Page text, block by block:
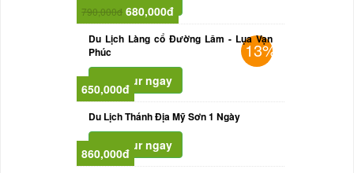
13%
790,000đ 680,000đ
Du Lịch Làng cổ Đường Lâm - Lụa Vạn
Phúc
650,000đ
Du Lịch Thánh Địa Mỹ Sơn 1 Ngày
860,000đ